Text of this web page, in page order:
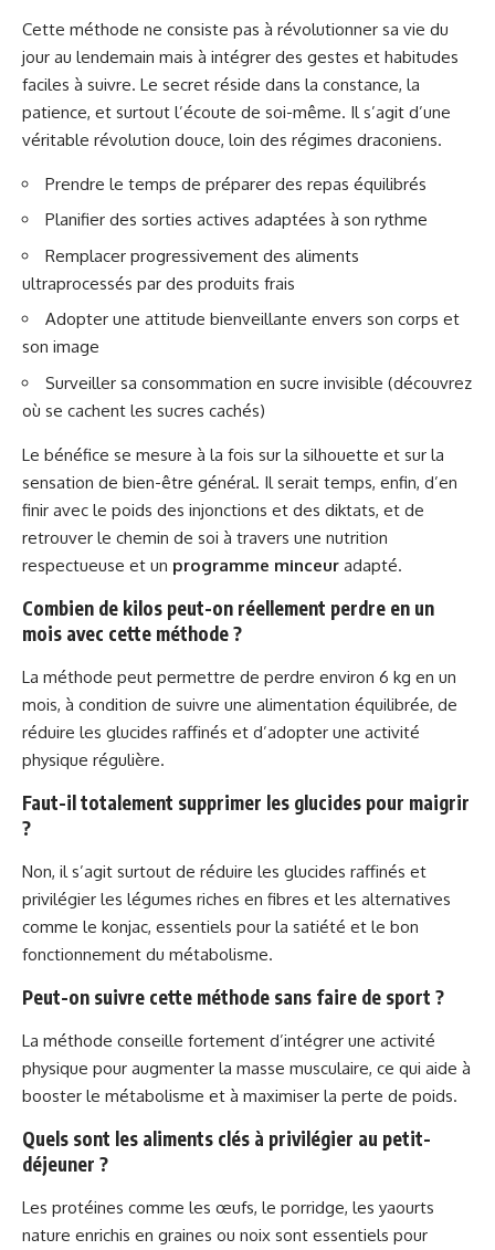
Cette méthode ne consiste pas à révolutionner sa vie du
jour au lendemain mais à intégrer des gestes et habitudes
faciles à suivre. Le secret réside dans la constance, la
patience, et surtout l’écoute de soi-même. Il s’agit d’une
véritable révolution douce, loin des régimes draconiens.
Prendre le temps de préparer des repas équilibrés
Planifier des sorties actives adaptées à son rythme
Remplacer progressivement des aliments
ultraprocessés par des produits frais
Adopter une attitude bienveillante envers son corps et
son image
Surveiller sa consommation en sucre invisible (découvrez
où se cachent les sucres cachés)
Le bénéfice se mesure à la fois sur la silhouette et sur la
sensation de bien-être général. Il serait temps, enfin, d’en
finir avec le poids des injonctions et des diktats, et de
retrouver le chemin de soi à travers une nutrition
respectueuse et un programme minceur adapté.
Combien de kilos peut-on réellement perdre en un
mois avec cette méthode ?
La méthode peut permettre de perdre environ 6 kg en un
mois, à condition de suivre une alimentation équilibrée, de
réduire les glucides raffinés et d’adopter une activité
physique régulière.
Faut-il totalement supprimer les glucides pour maigrir
?
Non, il s’agit surtout de réduire les glucides raffinés et
privilégier les légumes riches en fibres et les alternatives
comme le konjac, essentiels pour la satiété et le bon
fonctionnement du métabolisme.
Peut-on suivre cette méthode sans faire de sport ?
La méthode conseille fortement d’intégrer une activité
physique pour augmenter la masse musculaire, ce qui aide à
booster le métabolisme et à maximiser la perte de poids.
Quels sont les aliments clés à privilégier au petit-
déjeuner ?
Les protéines comme les œufs, le porridge, les yaourts
nature enrichis en graines ou noix sont essentiels pour